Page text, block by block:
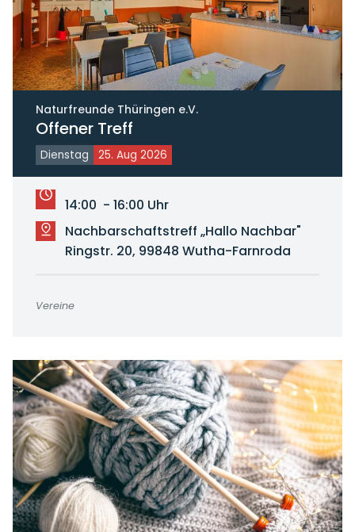
Naturfreunde Thüringen e.V.
Offener Treff
Dienstag 25. Aug 2026
14:00 - 16:00 Uhr
Nachbarschaftstreff „Hallo Nachbar"
Ringstr. 20, 99848 Wutha-Farnroda
Vereine